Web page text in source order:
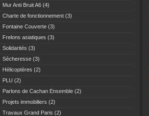
Mur Anti Bruit A6 (4)
Charte de fonctionnement (3)
Fontaine Couverte (3)
Frelons asiatiques (3)
Solidarités (3)
Sécheresse (3)
Hélicoptères (2)
PLU (2)
Parlons de Cachan Ensemble (2)
Projets immobiliers (2)
Travaux Grand Paris (2)